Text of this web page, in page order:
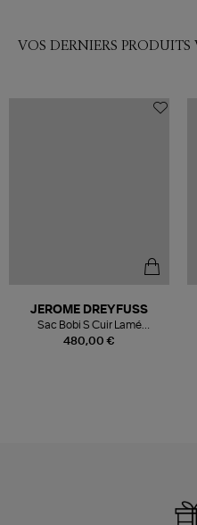
VOS DERNIERS PRODUITS
480,00 €
JEROME DREYFUSS
Sac Bobi S Cuir Lamé
Champagne